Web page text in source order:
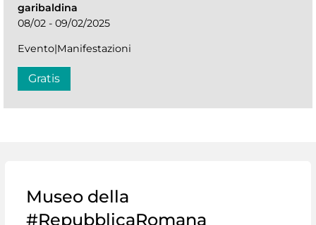
garibaldina
08/02 - 09/02/2025
Evento|Manifestazioni
Gratis
Museo della
#RepubblicaRomana